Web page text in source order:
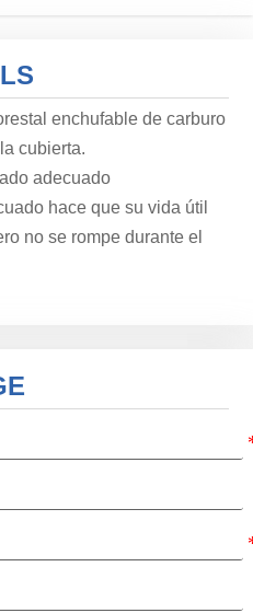
enchufable de carburo
cubierta.
adecuado
hace que su vida útil
no se rompe durante el